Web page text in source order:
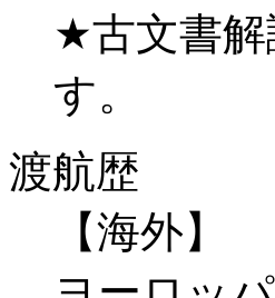
★古文書
す。
渡航歴
【海外】